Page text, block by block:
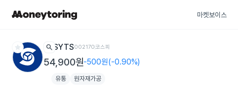
마켓보이스
star search SYTS002170코스피
54,900원-500원(-0.90%)
유통 원자재가공